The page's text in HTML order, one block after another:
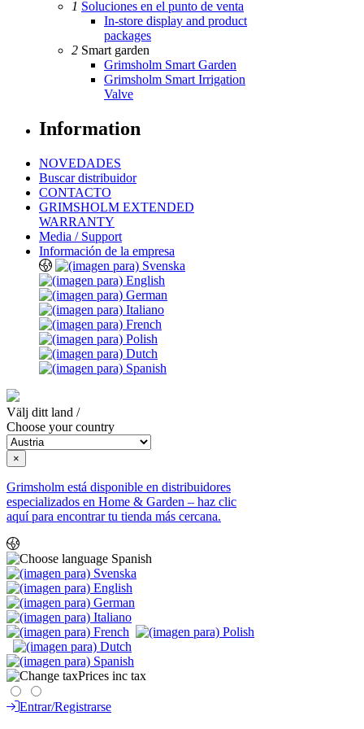
1 Soluciones en el punto de venta
In-store display and product
packages
2 Smart garden
Grimsholm Smart Garden
Grimsholm Smart Irrigation
Valve
Information
NOVEDADES
Buscar distribuidor
CONTACTO
GRIMSHOLM EXTENDED
WARRANTY
Media / Support
Información de la empresa
Välj ditt land /
Choose your country
×
Grimsholm está disponible en distribuidores
especializados en Home & Garden – haz clic
aquí para encontrar tu tienda más cercana.
Spanish
Prices inc tax
Entrar/Registrarse